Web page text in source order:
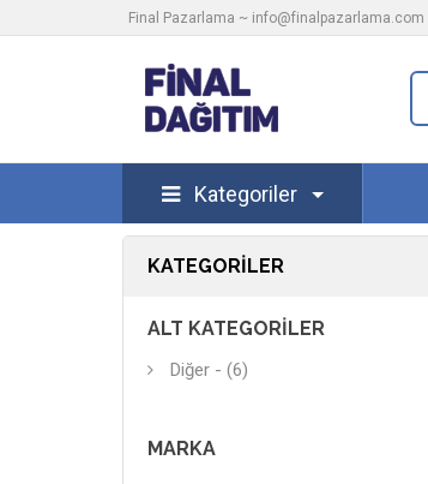
Final Pazarlama ~ info@finalpazarlama.com
Kategoriler
KATEGORILER
ALT KATEGORILER
Diğer - (6)
MARKA